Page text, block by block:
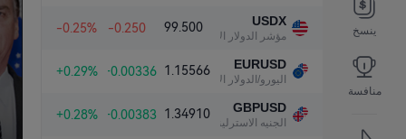
ينسخ
منافسة
USDX
مؤشر الدولار الأمريكي
99.500
-0.250
-0.25%
EURUSD
اليورو/الدولار الأمريكي
1.15566
+0.00336
+0.29%
GBPUSD
الجنيه الاسترليني/الدولار الأمريكي
1.34910
+0.00383
+0.28%